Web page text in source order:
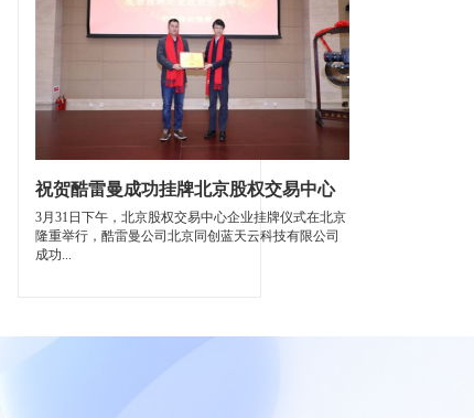
祝贺酷雷曼成功挂牌北京股权交易中心
3月31日下午，北京股权交易中心企业挂牌仪式在北京
隆重举行，酷雷曼公司北京同创蓝天云科技有限公司
成功...